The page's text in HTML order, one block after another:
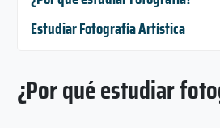
Estudiar Fotografía Artística
¿Por qué estudiar